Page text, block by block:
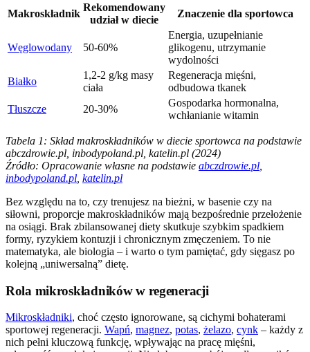
Makroskładnik
Rekomendowany
udział w diecie
Znaczenie dla sportowca
Węglowodany 50-60%
Energia, uzupełnianie
glikogenu, utrzymanie
wydolności
Białko
1,2-2 g/kg masy
ciała
Regeneracja mięśni,
odbudowa tkanek
Tłuszcze
20-30%
Gospodarka hormonalna,
wchłanianie witamin
Tabela 1: Skład makroskładników w diecie sportowca na podstawie
abczdrowie.pl, inbodypoland.pl, katelin.pl (2024)
Źródło: Opracowanie własne na podstawie abczdrowie.pl
inbodypoland.pl katelin.pl
Bez względu na to, czy trenujesz na bieżni, w basenie czy na
siłowni, proporcje makroskładników mają bezpośrednie przełożenie
na osiągi. Brak zbilansowanej diety skutkuje szybkim spadkiem
formy, ryzykiem kontuzji i chronicznym zmęczeniem. To nie
matematyka, ale biologia – i warto o tym pamiętać, gdy sięgasz po
kolejną „uniwersalną” dietę.
Rola mikroskładników w regeneracji
Mikroskładniki, choć często ignorowane, są cichymi bohaterami
sportowej regeneracji. Wapń, magnez, potas, żelazo, cynk – każdy z
nich pełni kluczową funkcję, wpływając na pracę mięśni,